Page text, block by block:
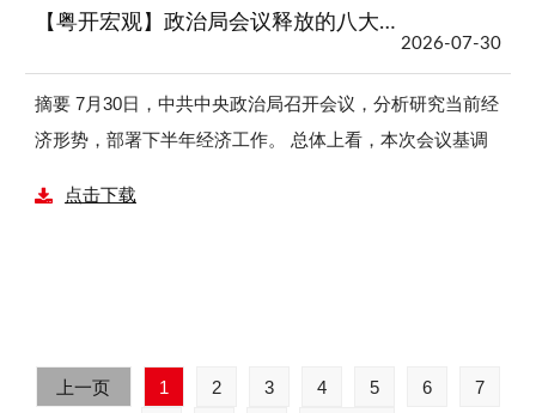
25419亿元，较上个交易日放量1991亿元。 行业涨跌情
信、机械设备等涨幅靠前，涨幅分别为6.00%、5.56%、
5.04%、4.26%、3.56%，银行、食品饮料等跌幅靠前，跌
前概念板块为Kimi、拼多多合作商、ChatGPT、多模态模
【粤开宏观】政治局会议释放的八大信号
2026-07-30
摘要 7月30日，中共中央政治局召开会议，分析研究当前经
济形势，部署下半年经济工作。 总体上看，本次会议基调
优”，也强调要“高度重视经济运行中的困难挑战”“迎难而
分发挥各项存量政策效能，及时谋划出台务实管用的增量政
点击下载
上一页 1 2 3 4 5 6
7